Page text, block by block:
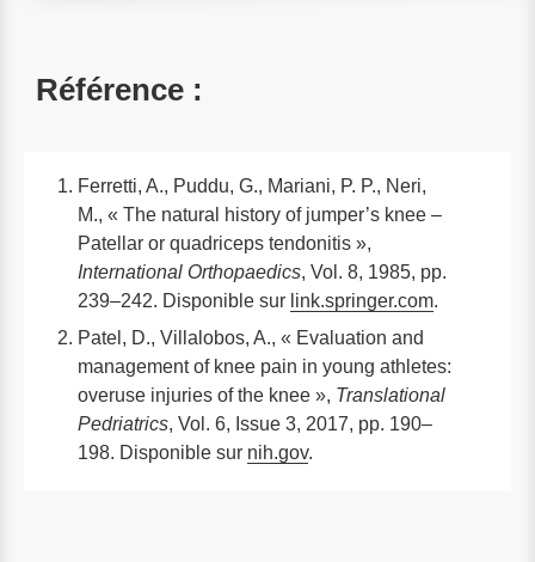
Référence :
Ferretti, A., Puddu, G., Mariani, P. P., Neri,
M., « The natural history of jumper’s knee –
Patellar or quadriceps tendonitis »,
International Orthopaedics, Vol. 8, 1985, pp.
239–242. Disponible sur link.springer.com.
Patel, D., Villalobos, A., « Evaluation and
management of knee pain in young athletes:
overuse injuries of the knee », Translational
Pedriatrics, Vol. 6, Issue 3, 2017, pp. 190–
198. Disponible sur nih.gov.